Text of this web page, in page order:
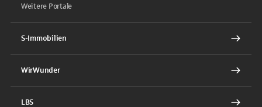
Weitere Portale
S-Immobilien
WirWunder
LBS